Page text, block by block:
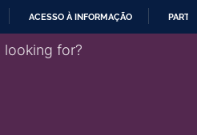
ACESSO À INFORMAÇÃO